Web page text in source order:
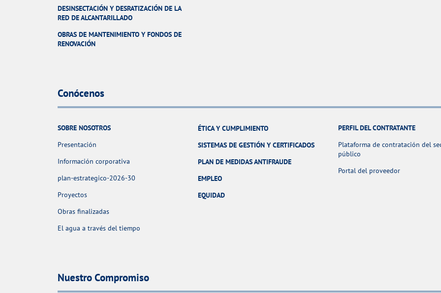
DESINSECTACIÓN Y DESRATIZACIÓN DE LA
RED DE ALCANTARILLADO
OBRAS DE MANTENIMIENTO Y FONDOS DE
RENOVACIÓN
Conócenos
SOBRE NOSOTROS
Presentación
Información corporativa
plan-estrategico-2026-30
Proyectos
Obras finalizadas
El agua a través del tiempo
ÉTICA Y CUMPLIMIENTO
SISTEMAS DE GESTIÓN Y CERTIFICADOS
PLAN DE MEDIDAS ANTIFRAUDE
EMPLEO
EQUIDAD
PERFIL DEL CONTRATANTE
Plataforma de contratación del
público
Portal del proveedor
Nuestro Compromiso